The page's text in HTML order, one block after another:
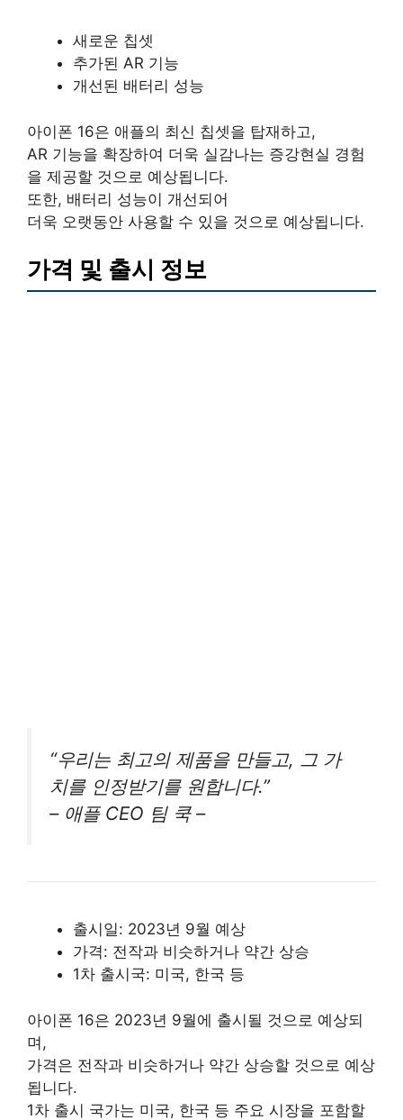
새로운 칩셋
추가된 AR 기능
개선된 배터리 성능
아이폰 16은 애플의 최신 칩셋을 탑재하고,
AR 기능을 확장하여 더욱 실감나는 증강현실 경험
을 제공할 것으로 예상됩니다.
또한, 배터리 성능이 개선되어
더욱 오랫동안 사용할 수 있을 것으로 예상됩니다.
가격 및 출시 정보
“우리는 최고의 제품을 만들고, 그 가
치를 인정받기를 원합니다.”
– 애플 CEO 팀 쿡 –
출시일: 2023년 9월 예상
가격: 전작과 비슷하거나 약간 상승
1차 출시국: 미국, 한국 등
아이폰 16은 2023년 9월에 출시될 것으로 예상되
며,
가격은 전작과 비슷하거나 약간 상승할 것으로 예상
됩니다.
1차 출시 국가는 미국, 한국 등 주요 시장을 포함할